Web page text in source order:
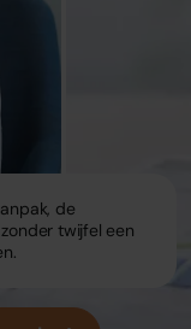
de
twijfel een